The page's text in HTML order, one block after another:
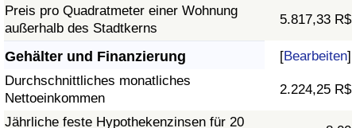
Preis pro Quadratmeter einer Wohnung
außerhalb des Stadtkerns
5.817,33 R$
Gehälter und Finanzierung [Bearbeiten]
Durchschnittliches monatliches
Nettoeinkommen
2.224,25 R$
Jährliche feste Hypothekenzinsen für 20